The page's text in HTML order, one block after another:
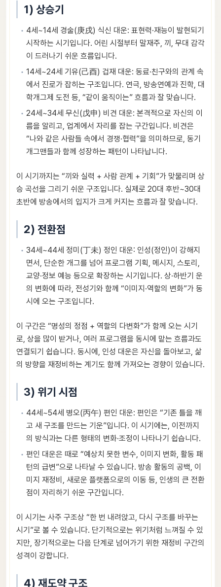
1) 상승기
4세~14세 경술(庚戌) 식신 대운: 표현력·재능이 발현되기
시작하는 시기입니다. 어린 시절부터 말재주, 끼, 무대 감각
이 드러나기 쉬운 흐름입니다.
14세~24세 기유(己酉) 겁재 대운: 동료·친구와의 관계 속
에서 진로가 잡히는 구조입니다. 연극, 방송연예과 진학, 대
학개그제 도전 등, “같이 움직이는” 흐름과 잘 맞습니다.
24세~34세 무신(戊申) 비견 대운: 본격적으로 자신의 이
름을 알리고, 업계에서 자리를 잡는 구간입니다. 비견은
“나와 같은 사람들 속에서 경쟁·협력”을 의미하므로, 동기
개그맨들과 함께 성장하는 패턴이 나타납니다.
이 시기까지는 “끼와 실력 + 사람 관계 + 기회”가 맞물리며 상
승 곡선을 그리기 쉬운 구조입니다. 실제로 20대 후반~30대
초반에 방송에서의 입지가 크게 커지는 흐름과 잘 맞습니다.
2) 전환점
34세~44세 정미(丁未) 정인 대운: 인성(정인)이 강해지
면서, 단순한 개그를 넘어 프로그램 기획, 메시지, 스토리,
교양·정보 예능 등으로 확장하는 시기입니다. 상·하반기 운
의 변화에 따라, 전성기와 함께 “이미지·역할의 변화”가 동
시에 오는 구조입니다.
이 구간은 “명성의 정점 + 역할의 다변화”가 함께 오는 시기
로, 상을 많이 받거나, 여러 프로그램을 동시에 맡는 흐름과도
연결되기 쉽습니다. 동시에, 인성 대운은 자신을 돌아보고, 삶
의 방향을 재정비하는 계기도 함께 가져오는 경향이 있습니다.
3) 위기 시점
44세~54세 병오(丙午) 편인 대운: 편인은 “기존 틀을 깨
고 새 구조를 만드는 기운”입니다. 이 시기에는, 이전까지
의 방식과는 다른 형태의 변화·조정이 나타나기 쉽습니다.
편인 대운은 때로 “예상치 못한 변수, 이미지 변화, 활동 패
턴의 급변”으로 나타날 수 있습니다. 방송 활동의 공백, 이
미지 재정비, 새로운 플랫폼으로의 이동 등, 인생의 큰 전환
점이 자리하기 쉬운 구간입니다.
이 시기는 사주 구조상 “한 번 내려앉고, 다시 구조를 바꾸는
시기”로 볼 수 있습니다. 단기적으로는 위기처럼 느껴질 수 있
지만, 장기적으로는 다음 단계로 넘어가기 위한 재정비 구간의
성격이 강합니다.
4) 재도약 구조